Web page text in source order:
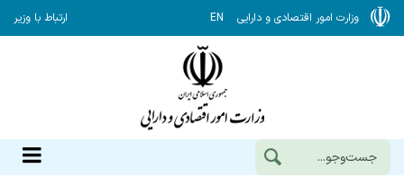
وزارت امور اقتصادی و دارایی EN ارتباط با وزیر